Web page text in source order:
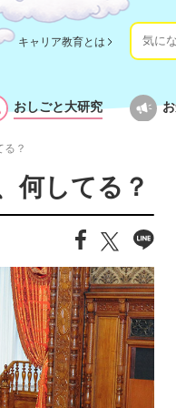
キャリア教育とは
おしごと大研究
る？
何してる？